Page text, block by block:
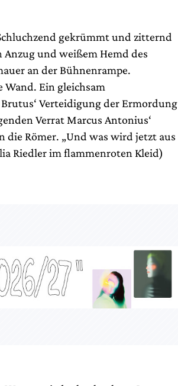
gekrümmt und zitternd
und weißem Hemd des
an der Bühnenrampe.
Wand. Ein gleichsam
Verteidigung der Ermordung
Verrat Marcus Antonius‘
die Römer. „Und was wird jetzt aus
Riedler im flammenroten Kleid)